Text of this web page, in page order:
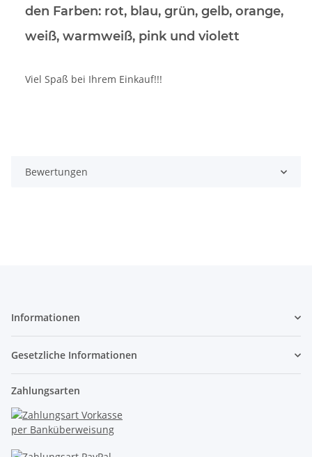
den Farben: rot, blau, grün, gelb, orange,
weiß, warmweiß, pink und violett
Viel Spaß bei Ihrem Einkauf!!!
Bewertungen
Informationen
Gesetzliche Informationen
Zahlungsarten